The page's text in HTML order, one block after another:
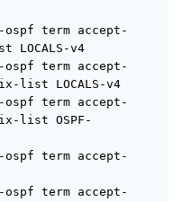
>195.х.х.х: ICMP echo
icmp-lim-1m | display set
bandwidth-limit
burst-size-limit
discard